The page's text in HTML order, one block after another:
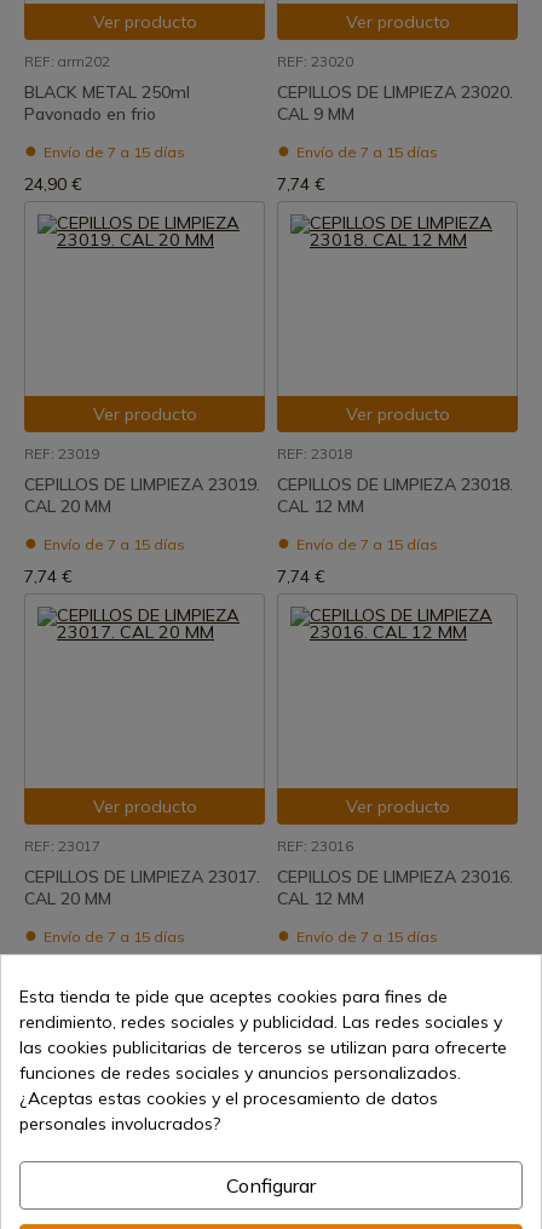
Ver producto
REF: arm202
BLACK METAL 250ml
Pavonado en frio
Envío de 7 a 15 días
24,90 €
Ver producto
REF: 23020
CEPILLOS DE LIMPIEZA 23020.
CAL 9 MM
Envío de 7 a 15 días
7,74 €
Ver producto
REF: 23019
CEPILLOS DE LIMPIEZA 23019.
CAL 20 MM
Envío de 7 a 15 días
7,74 €
Ver producto
REF: 23018
CEPILLOS DE LIMPIEZA 23018.
CAL 12 MM
Envío de 7 a 15 días
7,74 €
Ver producto
REF: 23017
CEPILLOS DE LIMPIEZA 23017.
CAL 20 MM
Envío de 7 a 15 días
Ver producto
REF: 23016
CEPILLOS DE LIMPIEZA 23016.
CAL 12 MM
Envío de 7 a 15 días
Esta tienda te pide que aceptes cookies para fines de
rendimiento, redes sociales y publicidad. Las redes sociales y
las cookies publicitarias de terceros se utilizan para ofrecerte
funciones de redes sociales y anuncios personalizados.
¿Aceptas estas cookies y el procesamiento de datos
personales involucrados?
Configurar